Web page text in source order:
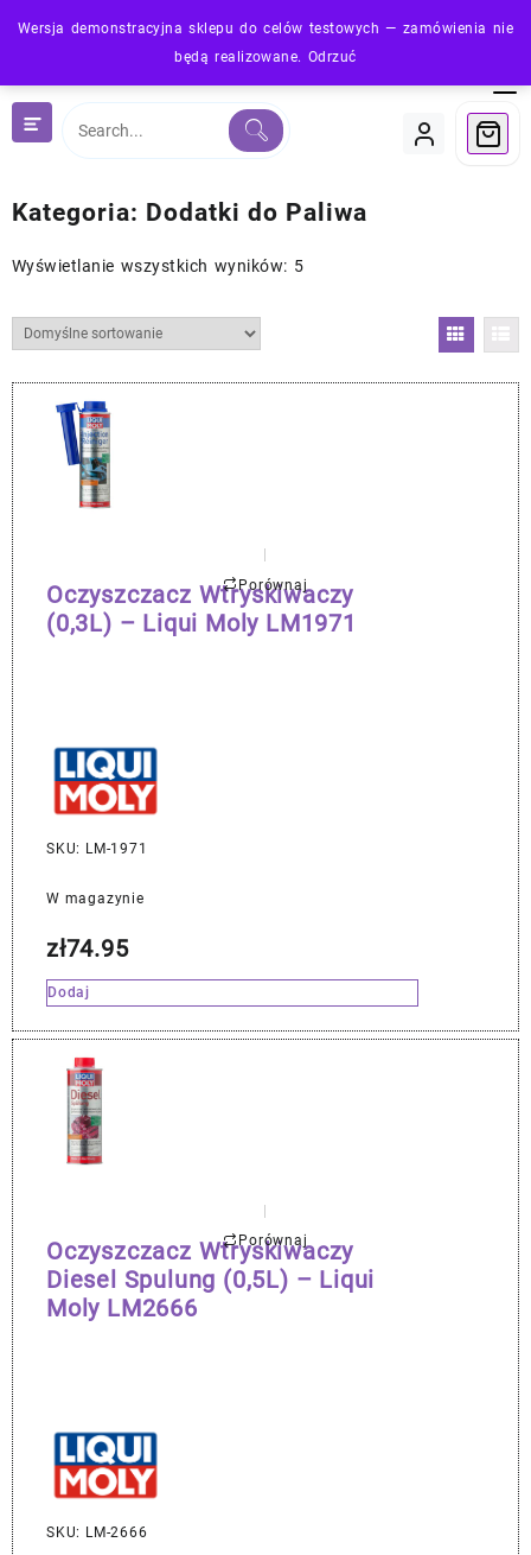
Wersja demonstracyjna sklepu do celów testowych — zamówienia nie
będą realizowane. Odrzuć
Kategoria: Dodatki do Paliwa
Wyświetlanie wszystkich wyników: 5
Porównaj
Oczyszczacz Wtryskiwaczy
(0,3L) – Liqui Moly LM1971
SKU: LM-1971
W magazynie
zł74.95
Dodaj
Porównaj
Oczyszczacz Wtryskiwaczy
Diesel Spulung (0,5L) – Liqui
Moly LM2666
SKU: LM-2666